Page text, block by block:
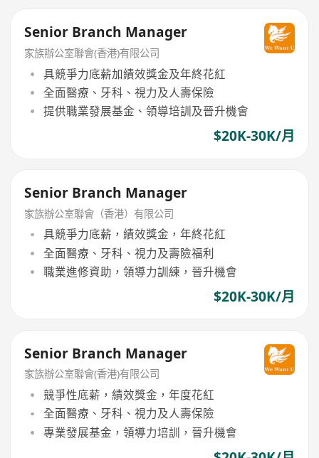
Senior Branch Manager
家族辦公室聯會(香港)有限公司
具競爭力底薪加績效獎金及年終花紅
全面醫療、牙科、視力及人壽保險
提供職業發展基金、領導培訓及晉升機會
$20K-30K/月
Senior Branch Manager
家族辦公室聯會（香港）有限公司
具競爭力底薪，績效獎金，年終花紅
全面醫療、牙科、視力及壽險福利
職業進修資助，領導力訓練，晉升機會
$20K-30K/月
Senior Branch Manager
家族辦公室聯會(香港)有限公司
競爭性底薪，績效獎金，年度花紅
全面醫療、牙科、視力及人壽保險
專業發展基金，領導力培訓，晉升機會